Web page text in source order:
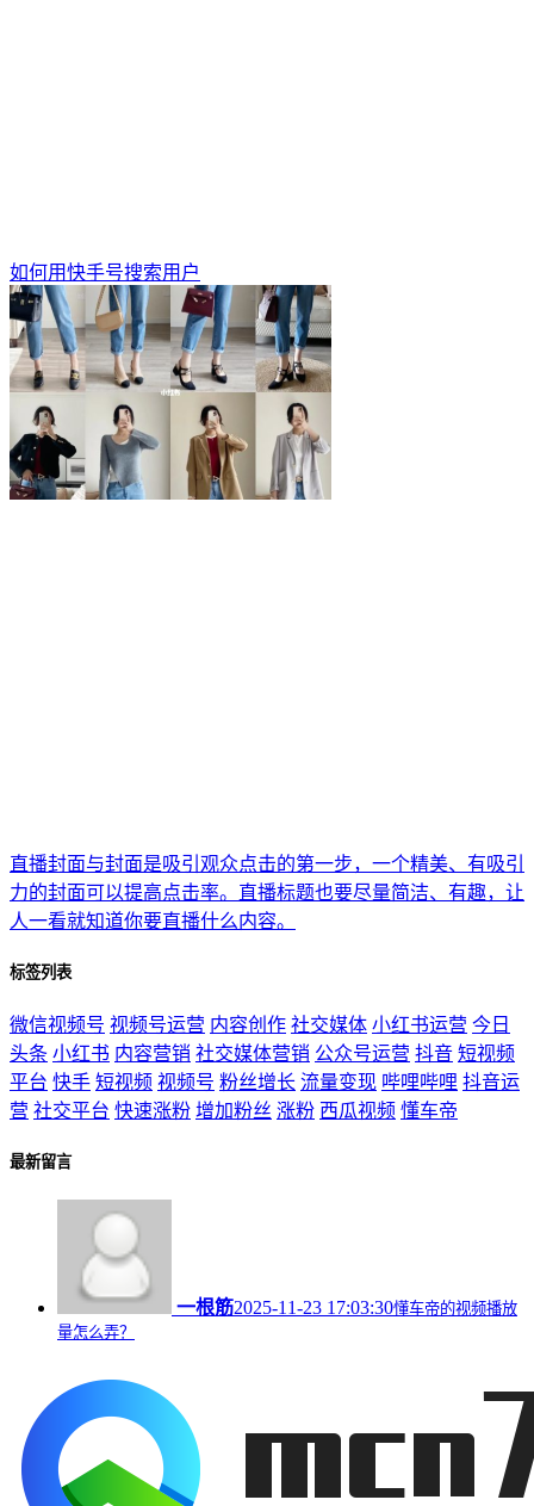
如何用快手号搜索用户
直播封面与封面是吸引观众点击的第一步，一个精美、有吸引
力的封面可以提高点击率。直播标题也要尽量简洁、有趣，让
人一看就知道你要直播什么内容。
标签列表
微信视频号 视频号运营 内容创作 社交媒体 小红书运营 今日
头条 小红书 内容营销 社交媒体营销 公众号运营 抖音 短视频
平台 快手 短视频 视频号 粉丝增长 流量变现 哔哩哔哩 抖音运
营 社交平台 快速涨粉 增加粉丝 涨粉 西瓜视频 懂车帝
最新留言
一根筋2025-11-23 17:03:30懂车帝的视频播放
量怎么弄？